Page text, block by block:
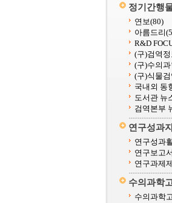
정기간행
연보(80)
아름드리
R&D
(구)검역정
(구)수의과
(구)식물
국내외 동
도서관 뉴
검역본부
연구성과
연구성과
연구보고서
연구과제
수의과학
수의과학